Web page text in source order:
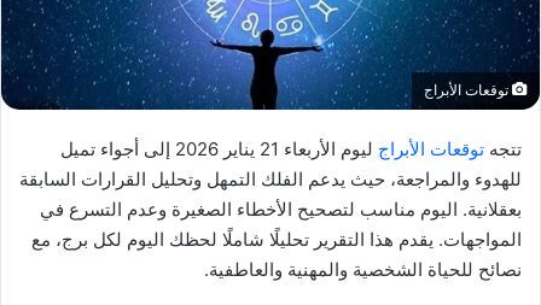
توقعات الأبراج
تتجه توقعات الأبراج
ليوم الأربعاء 21 يناير 2026 إلى أجواء تميل
للهدوء والمراجعة، حيث يدعم الفلك التمهل وتحليل القرارات السابقة
بعقلانية. اليوم مناسب لتصحيح الأخطاء الصغيرة وعدم التسرع في
المواجهات. يقدم هذا التقرير تحليلًا شاملًا لحظك اليوم لكل برج، مع
نصائح للحياة الشخصية والمهنية والعاطفية.